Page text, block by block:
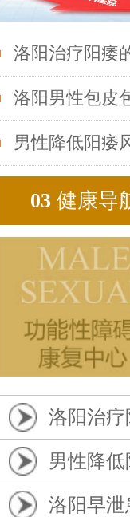
洛阳治疗阳痿
洛阳男性包皮
男性降低阳痿
03 健康导
洛阳治疗
男性降
洛阳早泄